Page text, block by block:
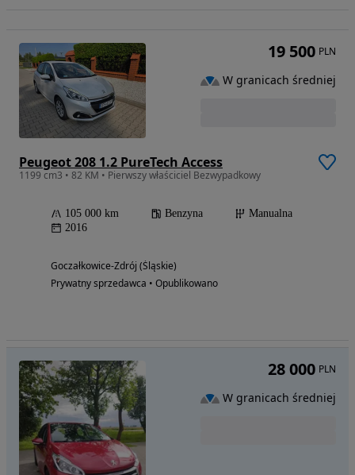
Peugeot 208 1.2 PureTech Access
1199 cm3 • 82 KM • Pierwszy właściciel Bezwypadkowy
105 000 km Benzyna
Manualna
2016
Goczałkowice-Zdrój (Śląskie)
Prywatny sprzedawca • Opublikowano
19 500 PLN
W granicach średniej
28 000 PLN
W granicach średniej